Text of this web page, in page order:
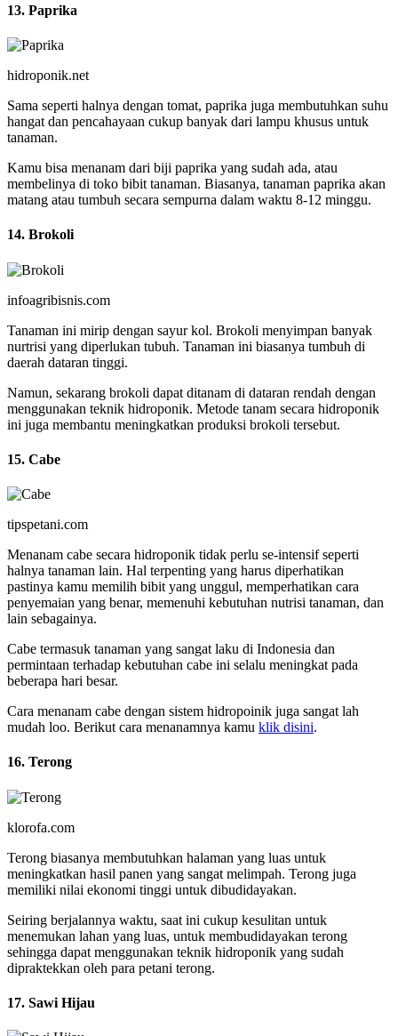
13. Paprika
hidroponik.net
Sama seperti halnya dengan tomat, paprika juga membutuhkan suhu
hangat dan pencahayaan cukup banyak dari lampu khusus untuk
tanaman.
Kamu bisa menanam dari biji paprika yang sudah ada, atau
membelinya di toko bibit tanaman. Biasanya, tanaman paprika akan
matang atau tumbuh secara sempurna dalam waktu 8-12 minggu.
14. Brokoli
infoagribisnis.com
Tanaman ini mirip dengan sayur kol. Brokoli menyimpan banyak
nurtrisi yang diperlukan tubuh. Tanaman ini biasanya tumbuh di
daerah dataran tinggi.
Namun, sekarang brokoli dapat ditanam di dataran rendah dengan
menggunakan teknik hidroponik. Metode tanam secara hidroponik
ini juga membantu meningkatkan produksi brokoli tersebut.
15. Cabe
tipspetani.com
Menanam cabe secara hidroponik tidak perlu se-intensif seperti
halnya tanaman lain. Hal terpenting yang harus diperhatikan
pastinya kamu memilih bibit yang unggul, memperhatikan cara
penyemaian yang benar, memenuhi kebutuhan nutrisi tanaman, dan
lain sebagainya.
Cabe termasuk tanaman yang sangat laku di Indonesia dan
permintaan terhadap kebutuhan cabe ini selalu meningkat pada
beberapa hari besar.
Cara menanam cabe dengan sistem hidropoinik juga sangat lah
mudah loo. Berikut cara menanamnya kamu klik disini.
16. Terong
klorofa.com
Terong biasanya membutuhkan halaman yang luas untuk
meningkatkan hasil panen yang sangat melimpah. Terong juga
memiliki nilai ekonomi tinggi untuk dibudidayakan.
Seiring berjalannya waktu, saat ini cukup kesulitan untuk
menemukan lahan yang luas, untuk membudidayakan terong
sehingga dapat menggunakan teknik hidroponik yang sudah
dipraktekkan oleh para petani terong.
17. Sawi Hijau